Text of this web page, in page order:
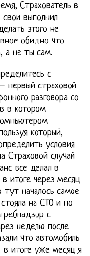
Страхователь в
выполнил
этого не
обидно что
а не ты сам.
с
первый страховой
разговора со
в котором
который,
условия
Страховой случай
все делал в
итоге через месяц
тут началось самое
на СТО и по
с
неделю после
что автомобиль
в итоге уже месяц я